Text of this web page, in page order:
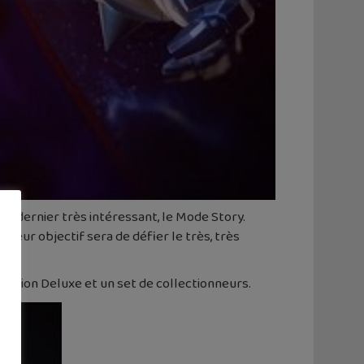
dernier très intéressant, le Mode Story.
Leur objectif sera de défier le très, très
Deluxe et un set de collectionneurs.